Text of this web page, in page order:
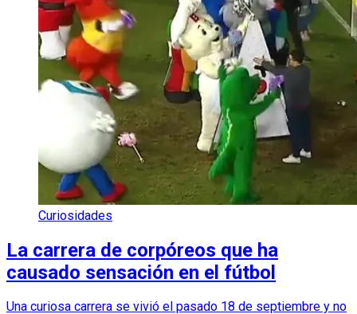
Curiosidades
La carrera de corpóreos que ha
causado sensación en el fútbol
Una curiosa carrera se vivió el pasado 18 de septiembre y no